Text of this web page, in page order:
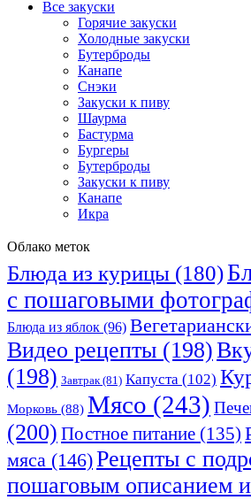
Все закуски
Горячие закуски
Холодные закуски
Бутерброды
Канапе
Снэки
Закуски к пиву
Шаурма
Бастурма
Бургеры
Бутерброды
Закуски к пиву
Канапе
Икра
Облако меток
Блюда из курицы (180)
с пошаговыми
Блюда из яблок (96)
Видео рецепты (198)
(198) Завтрак(81) Капуста (102)
Морковь (88) Мясо (243)
(200) Постное питание (135)
мяса (146)Рецепты с
пошаговым описанием